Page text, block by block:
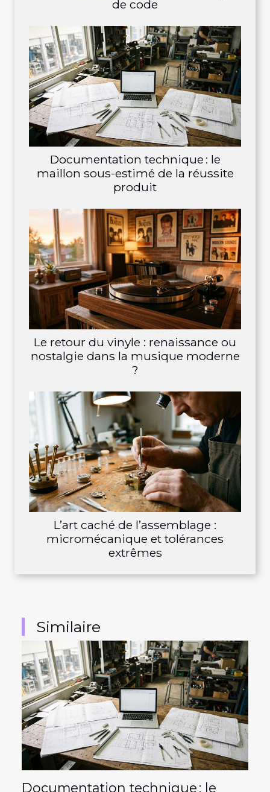
de code
Documentation technique : le
maillon sous-estimé de la réussite
produit
Le retour du vinyle : renaissance ou
nostalgie dans la musique moderne
?
L’art caché de l’assemblage :
micromécanique et tolérances
extrêmes
Similaire
Documentation technique : le